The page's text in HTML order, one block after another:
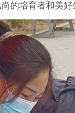
的培育者和美好